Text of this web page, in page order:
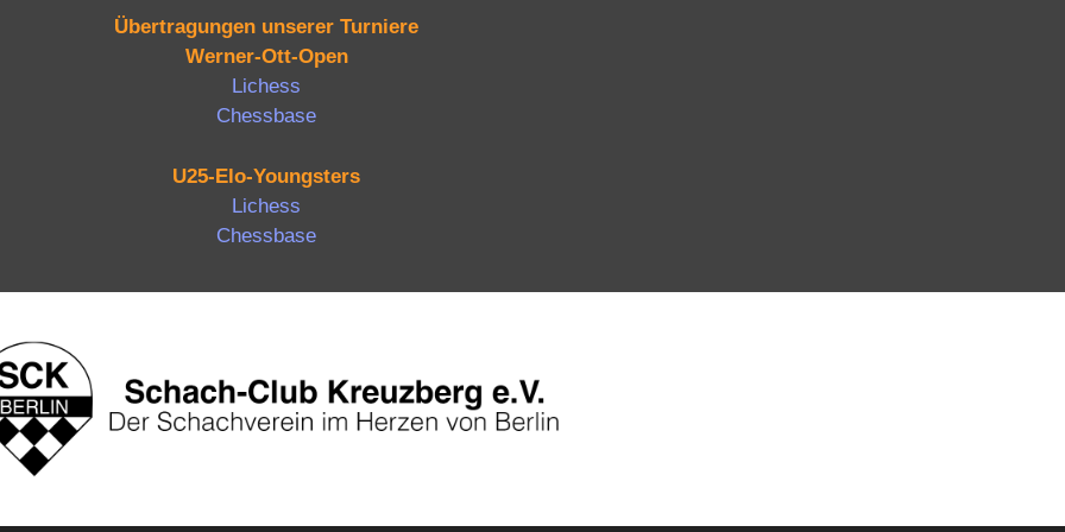
Übertragungen unserer Turniere
Werner-Ott-Open
Lichess
Chessbase
U25-Elo-Youngsters
Lichess
Chessbase